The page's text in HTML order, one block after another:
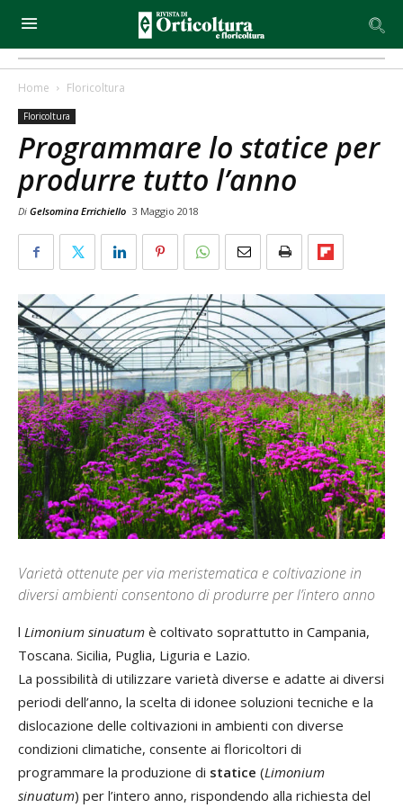
Home Floricoltura
Floricoltura
Programmare lo statice per
produrre tutto l’anno
Di Gelsomina Errichiello 3 Maggio 2018
Varietà ottenute per via meristematica e coltivazione in
diversi ambienti consentono di produrre per l’intero anno
l Limonium sinuatum è coltivato soprattutto in Campania,
Toscana. Sicilia, Puglia, Liguria e Lazio.
La possibilità di utilizzare varietà diverse e adatte ai diversi
periodi dell’anno, la scelta di idonee soluzioni tecniche e la
dislocazione delle coltivazioni in ambienti con diverse
condizioni climatiche, consente ai floricoltori di
programmare la produzione di statice (Limonium
sinuatum) per l’intero anno, rispondendo alla richiesta del